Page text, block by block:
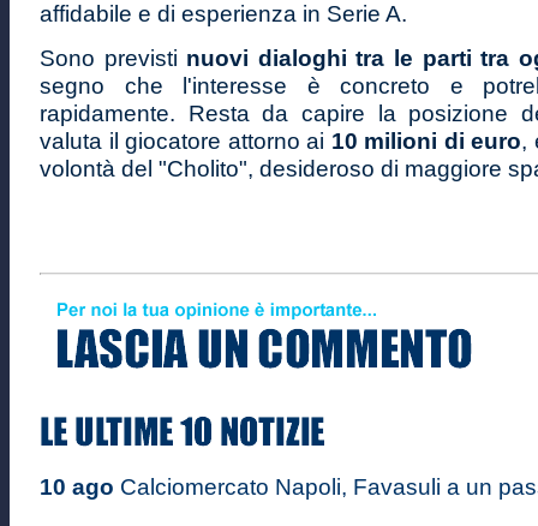
affidabile e di esperienza in Serie A.
Sono previsti nuovi dialoghi tra le parti tra
segno che l'interesse è concreto e
rapidamente. Resta da capire la posizione
valuta il giocatore attorno ai 10 milioni di euro,
volontà del "Cholito", desideroso di maggiore
10 ago Calciomercato Napoli, Favasuli a un